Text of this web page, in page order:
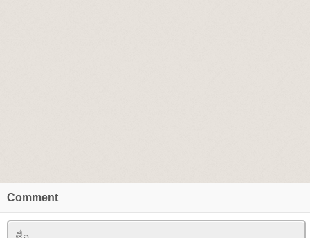
Comment